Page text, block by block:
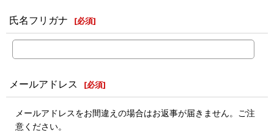
氏名フリガナ [必須]
メールアドレス [必須]
メールアドレスをお間違えの場合はお返事が届きません。ご注
意ください。